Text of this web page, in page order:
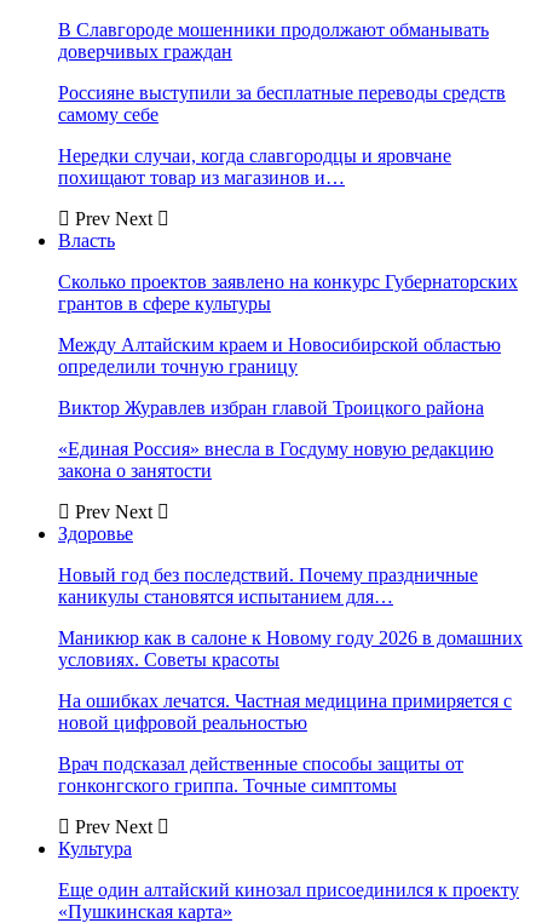
В Славгороде мошенники продолжают обманывать
доверчивых граждан
Россияне выступили за бесплатные переводы средств
самому себе
Нередки случаи, когда славгородцы и яровчане
похищают товар из магазинов и…
Prev Next
Власть
Сколько проектов заявлено на конкурс Губернаторских
грантов в сфере культуры
Между Алтайским краем и Новосибирской областью
определили точную границу
Виктор Журавлев избран главой Троицкого района
«Единая Россия» внесла в Госдуму новую редакцию
закона о занятости
Prev Next
Здоровье
Новый год без последствий. Почему праздничные
каникулы становятся испытанием для…
Маникюр как в салоне к Новому году 2026 в домашних
условиях. Советы красоты
На ошибках лечатся. Частная медицина примиряется с
новой цифровой реальностью
Врач подсказал действенные способы защиты от
гонконгского гриппа. Точные симптомы
Prev Next
Культура
Еще один алтайский кинозал присоединился к проекту
«Пушкинская карта»